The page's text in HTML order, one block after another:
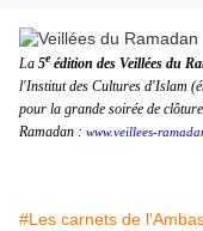
La 5eédition des Veillées du
l'Institut des Cultures d'Islam
pour la grande soirée de
Ramadan : www.veillees-
#Les carnets de